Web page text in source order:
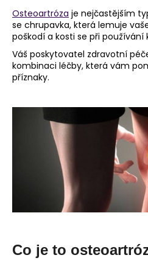
Osteoartróza je nejčastějším
se chrupavka, která lemuje
poškodí a kosti se při používání
Váš poskytovatel zdravotní
kombinaci léčby, která vám
příznaky.
Co je to
j
í
t
?
HLEDAT
o
u
č